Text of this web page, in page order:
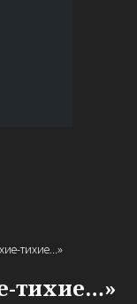
тихие…»
тихие…»